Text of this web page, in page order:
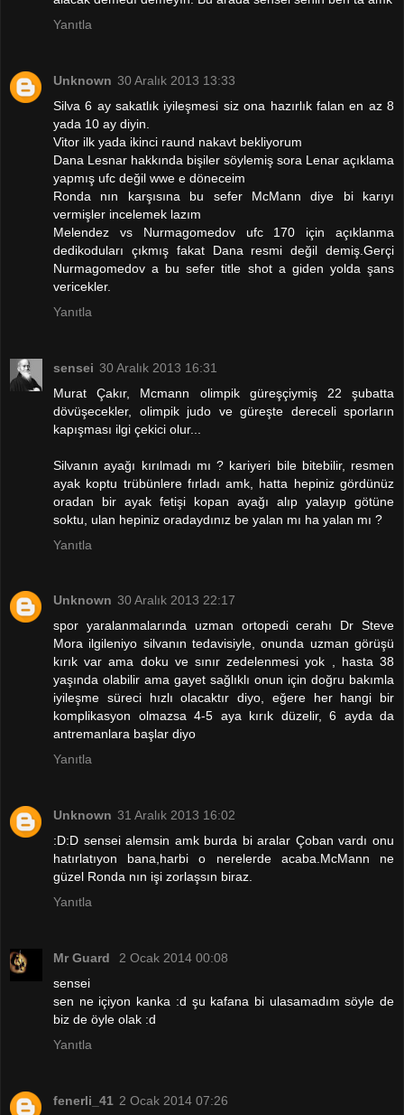
Yanıtla
Unknown 30 Aralık 2013 13:33
Silva 6 ay sakatlık iyileşmesi siz ona hazırlık falan en az 8
yada 10 ay diyin.
Vitor ilk yada ikinci raund nakavt bekliyorum
Dana Lesnar hakkında bişiler söylemiş sora Lenar açıklama
yapmış ufc değil wwe e döneceim
Ronda nın karşısına bu sefer McMann diye bi karıyı
vermişler incelemek lazım
Melendez vs Nurmagomedov ufc 170 için açıklanma
dedikoduları çıkmış fakat Dana resmi değil demiş.Gerçi
Nurmagomedov a bu sefer title shot a giden yolda şans
vericekler.
Yanıtla
sensei 30 Aralık 2013 16:31
Murat Çakır, Mcmann olimpik güreşçiymiş 22 şubatta
dövüşecekler, olimpik judo ve güreşte dereceli sporların
kapışması ilgi çekici olur...
Silvanın ayağı kırılmadı mı ? kariyeri bile bitebilir, resmen
ayak koptu trübünlere fırladı amk, hatta hepiniz gördünüz
oradan bir ayak fetişi kopan ayağı alıp yalayıp götüne
soktu, ulan hepiniz oradaydınız be yalan mı ha yalan mı ?
Yanıtla
Unknown 30 Aralık 2013 22:17
spor yaralanmalarında uzman ortopedi cerahı Dr Steve
Mora ilgileniyo silvanın tedavisiyle, onunda uzman görüşü
kırık var ama doku ve sınır zedelenmesi yok , hasta 38
yaşında olabilir ama gayet sağlıklı onun için doğru bakımla
iyileşme süreci hızlı olacaktır diyo, eğere her hangi bir
komplikasyon olmazsa 4-5 aya kırık düzelir, 6 ayda da
antremanlara başlar diyo
Yanıtla
Unknown 31 Aralık 2013 16:02
:D:D sensei alemsin amk burda bi aralar Çoban vardı onu
hatırlatıyon bana,harbi o nerelerde acaba.McMann ne
güzel Ronda nın işi zorlaşsın biraz.
Yanıtla
Mr Guard
2 Ocak 2014 00:08
sensei
sen ne içiyon kanka :d şu kafana bi ulasamadım söyle de
biz de öyle olak :d
Yanıtla
fenerli_41 2 Ocak 2014 07:26